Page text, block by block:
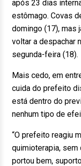
após 23 dias
estômago. Covas
domingo (17), mas
voltar a despachar
segunda-feira (18).
Mais cedo, em
cuida do prefeito
está dentro do
nenhum tipo de
“O prefeito reagiu
quimioterapia,
portou bem,